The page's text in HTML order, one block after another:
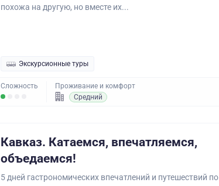
похожа на другую, но вместе их...
Экскурсионные туры
Сложность
Проживание и комфорт
Средний
Кавказ. Катаемся, впечатляемся,
объедаемся!
5 дней гастрономических впечатлений и путешествий по